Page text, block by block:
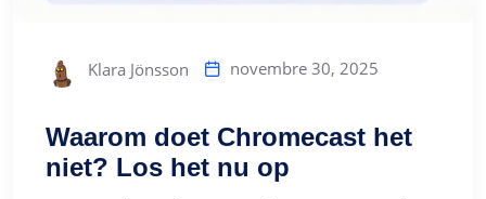
Klara Jönsson novembre 30, 2025
Waarom doet Chromecast het
niet? Los het nu op